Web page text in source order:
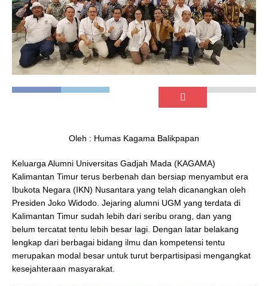
Oleh : Humas Kagama Balikpapan
Keluarga Alumni Universitas Gadjah Mada (KAGAMA)
Kalimantan Timur terus berbenah dan bersiap menyambut era
Ibukota Negara (IKN) Nusantara yang telah dicanangkan oleh
Presiden Joko Widodo. Jejaring alumni UGM yang terdata di
Kalimantan Timur sudah lebih dari seribu orang, dan yang
belum tercatat tentu lebih besar lagi. Dengan latar belakang
lengkap dari berbagai bidang ilmu dan kompetensi tentu
merupakan modal besar untuk turut berpartisipasi mengangkat
kesejahteraan masyarakat.